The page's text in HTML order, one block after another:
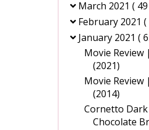
March 2021 (
February 2021 (
January 2021 (
Movie
(2021)
Movie Review
(2014)
Cornetto Dark
Chocolate